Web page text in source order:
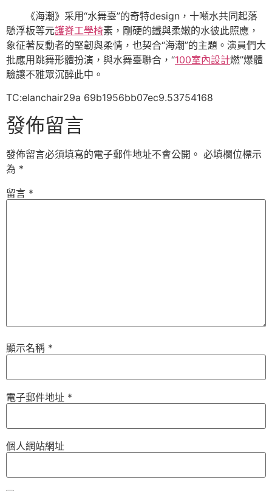
《海潮》采用“水舞臺”的奇特design，十噸水共同起落
懸浮板等元護脊工學椅素，剛硬的鐵與柔嫩的水彼此照應，
象征著反動者的堅韌與柔情，也契合“海潮”的主題。演員們大
批應用跳舞形體扮演，與水舞臺聯合，“100室內設計燃”爆體
驗讓不雅眾沉醉此中。
TC:elanchair29a 69b1956bb07ec9.53754168
發佈留言
發佈留言必須填寫的電子郵件地址不會公開。 必填欄位標示
為 *
留言 *
顯示名稱 *
電子郵件地址 *
個人網站網址